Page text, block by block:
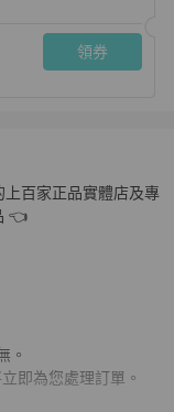
領券
情與購買須知
百家正品實體店及專
👈
。
即為您處理訂單。